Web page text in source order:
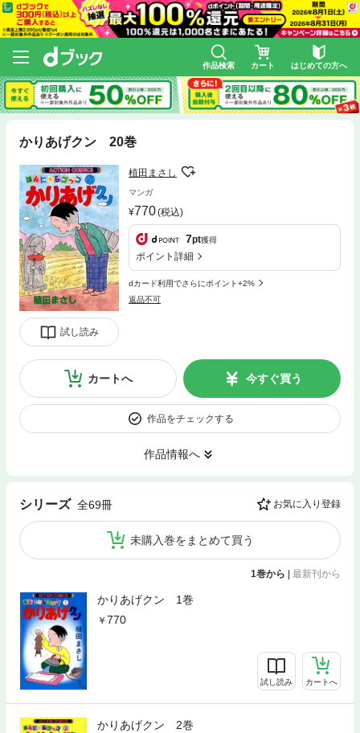
作品検索 カート はじめての方へ
かりあげクン 20巻
試し読み
植田まさし
マンガ
770(税込)
7pt獲得
ポイント詳細
dカード利用でさらにポイント+2%
返品不可
カートへ 今すぐ買う
作品をチェックする
作品情報へ
シリーズ 全69冊 お気に入り登録
未購入巻をまとめて買う
1巻から | 最新刊から
かりあげクン 1巻
770
試し読み カートへ
かりあげクン 2巻